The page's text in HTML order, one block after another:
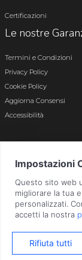
Certificazioni
Le nostre
Termini e Condizioni
Privacy Policy
Cookie Policy
Aggiorna Consensi
Accessibilità
Bergamo n.